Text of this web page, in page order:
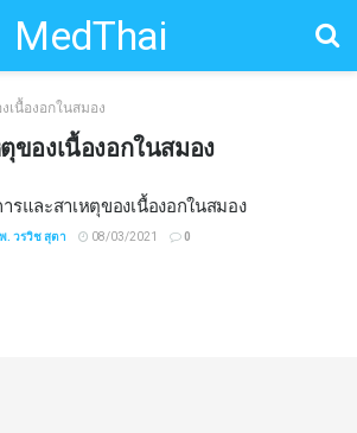
MedThai
เนื้องอกในสมอง
ของเนื้องอกในสมอง
รและสาเหตุของเนื้องอกในสมอง
. วรวิช สุตา 08/03/2021 0